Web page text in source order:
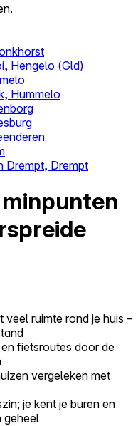
Hengelo (Gld)
Hummelo
Drempt, Drempt
veel ruimte rond je huis –
fietsroutes door de
vergeleken met
je kent je buren en
geheel